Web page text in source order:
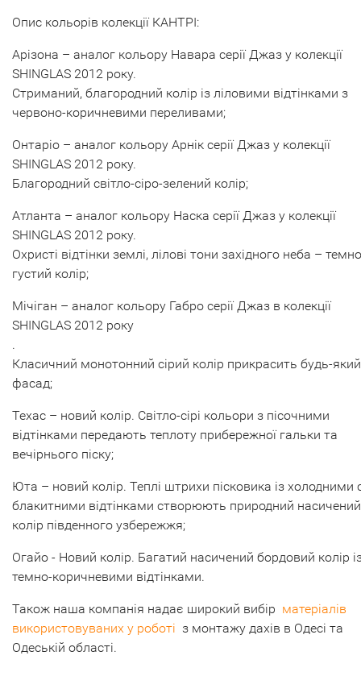
Опис кольорів колекції КАНТРІ:
Арізона – аналог кольору Навара серії Джаз у колекції
SHINGLAS 2012 року.
Стриманий, благородний колір із ліловими відтінками з
червоно-коричневими переливами;
Онтаріо – аналог кольору Арнік серії Джаз у колекції
SHINGLAS 2012 року.
Благородний світло-сіро-зелений колір;
Атланта – аналог кольору Наска серії Джаз у колекції
SHINGLAS 2012 року.
Охристі відтінки землі, лілові тони західного неба –
густий колір;
Мічіган – аналог кольору Габро серії Джаз в колекції
SHINGLAS 2012 року
.
Класичний монотонний сірий колір прикрасить будь-який
фасад;
Техас – новий колір. Світло-сірі кольори з пісочними
відтінками передають теплоту прибережної гальки та
вечірнього піску;
Юта – новий колір. Теплі штрихи пісковика із холодними
блакитними відтінками створюють природний насичений
колір південного узбережжя;
Огайо - Новий колір. Багатий насичений бордовий колір
темно-коричневими відтінками.
Також наша компанія надає широкий вибір матеріалів
використовуваних у роботі з монтажу дахів в Одесі та
Одеській області.